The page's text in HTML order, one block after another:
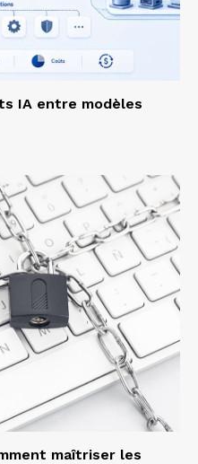
IA entre modèles
maîtriser les